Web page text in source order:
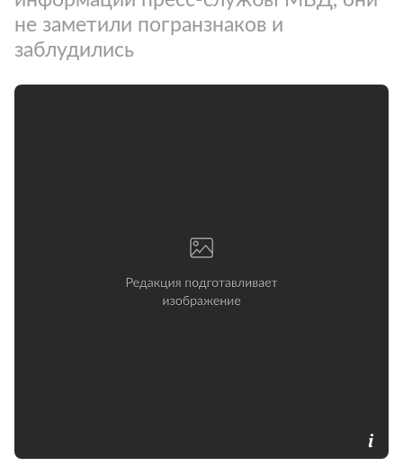
не заметили погранзнаков и
заблудились